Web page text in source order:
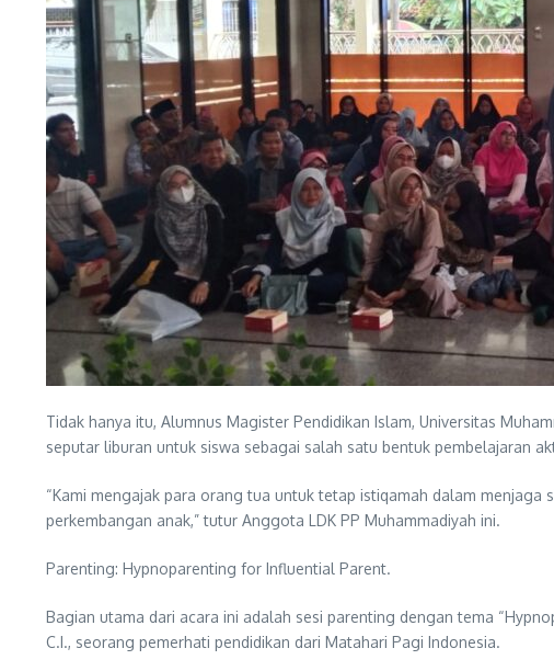
Tidak hanya itu, Alumnus Magister Pendidikan Islam, Universitas
seputar liburan untuk siswa sebagai salah satu bentuk pembelajaran
“Kami mengajak para orang tua untuk tetap istiqamah dalam
perkembangan anak,” tutur Anggota LDK PP Muhammadiyah ini.
Parenting: Hypnoparenting for Influential Parent.
Bagian utama dari acara ini adalah sesi parenting dengan tema
C.I., seorang pemerhati pendidikan dari Matahari Pagi Indonesia.